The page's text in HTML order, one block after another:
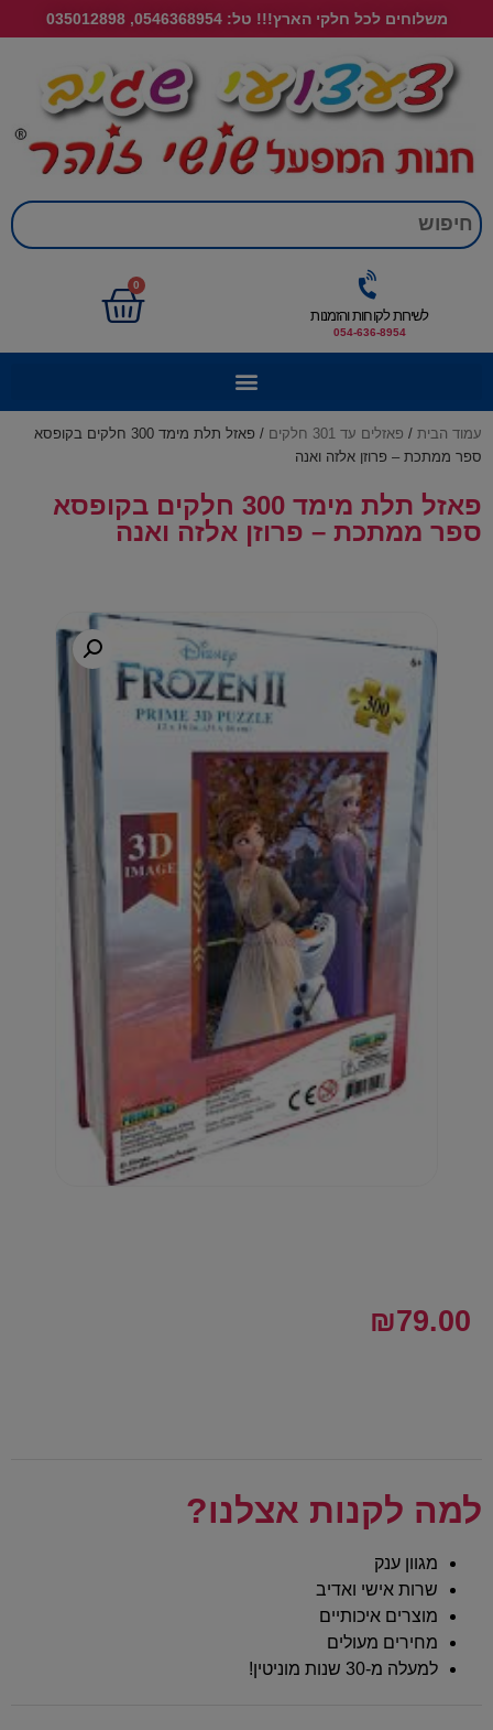
משלוחים לכל חלקי הארץ!!! טל: 0546368954, 035012898
לשירות לקוחות והזמנות
054-636-8954
0
עמוד הבית / פאזלים עד 301 חלקים
/ פאזל תלת מימד 300 חלקים בקופסא
ספר ממתכת – פרוזן אלזה ואנה
פאזל תלת מימד 300 חלקים בקופסא
ספר ממתכת – פרוזן אלזה ואנה
₪79.00
למה לקנות אצלנו?
מגוון ענק
שרות אישי ואדיב
מוצרים איכותיים
מחירים מעולים
למעלה מ-30 שנות מוניטין!